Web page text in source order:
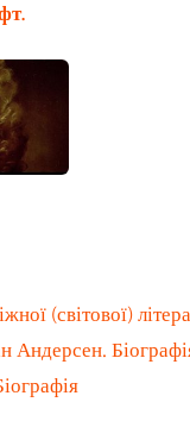
(світової)
Андерсен.